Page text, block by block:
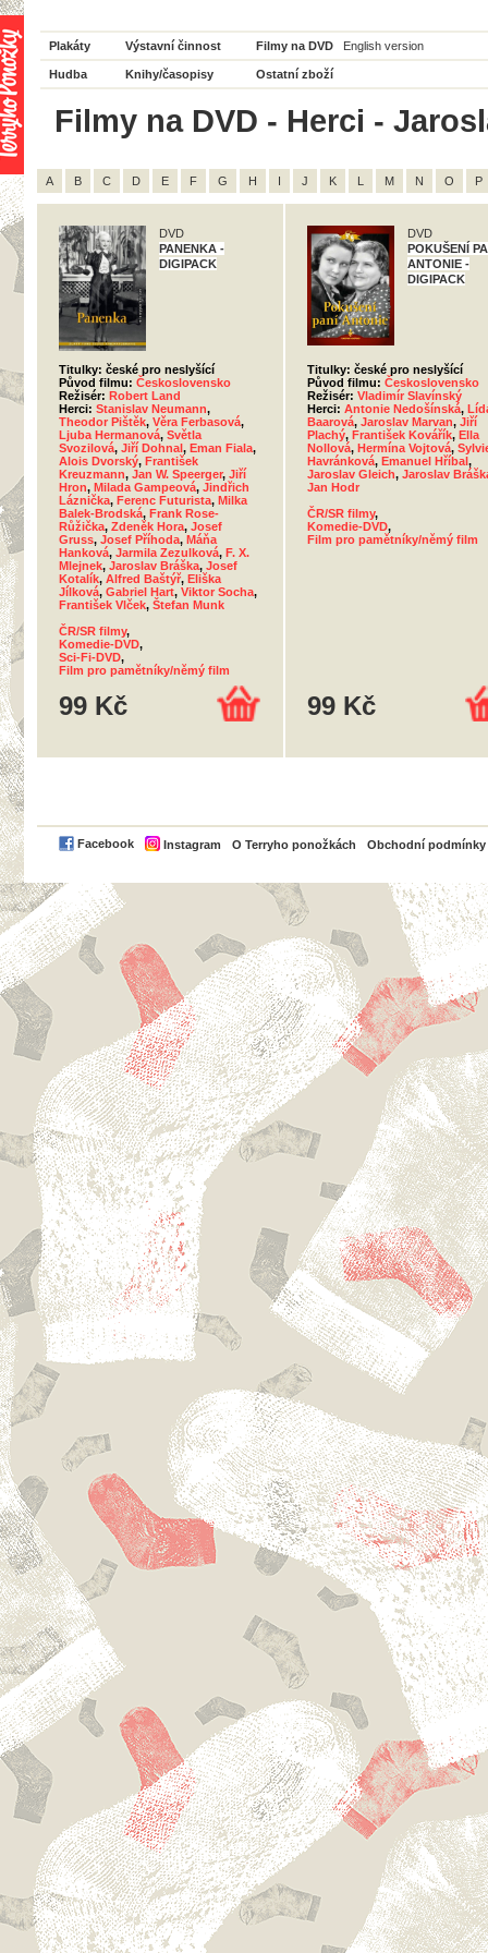
Plakáty Výstavní činnost Filmy na DVD English version
Hudba Knihy/časopisy Ostatní zboží
Filmy na DVD - Herci -
A B C D E F G H I J K L M N O P
DVD
PANENKA -
DIGIPACK
Titulky: české pro neslyšící
Původ filmu: Československo
Režisér: Robert Land
Herci: Stanislav Neumann,
Theodor Pištěk, Věra Ferbasová,
Ljuba Hermanová, Světla
Svozilová, Jiří Dohnal, Eman Fiala,
Alois Dvorský, František
Kreuzmann, Jan W. Speerger, Jiří
Hron, Milada Gampeová, Jindřich
Láznička, Ferenc Futurista, Milka
Balek-Brodská, Frank Rose-
Růžička, Zdeněk Hora, Josef
Gruss, Josef Příhoda, Máňa
Hanková, Jarmila Zezulková, F. X.
Mlejnek, Jaroslav Bráška, Josef
Kotalík, Alfred Baštýř, Eliška
Jílková, Gabriel Hart, Viktor Socha,
František Vlček, Štefan Munk
ČR/SR filmy,
Komedie-DVD,
Sci-Fi-DVD,
Film pro pamětníky/němý film
99 Kč
DVD
POKUŠENÍ
ANTONIE -
DIGIPACK
Titulky: české pro neslyšící
Původ filmu: Československo
Režisér: Vladimír Slavínský
Herci: Antonie Nedošínská,
Baarová, Jaroslav Marvan, Jiří
Plachý, František Kovářík, Ella
Nollová, Hermína Vojtová,
Havránková, Emanuel Hříbal,
Jaroslav Gleich, Jaroslav
Jan Hodr
ČR/SR filmy,
Komedie-DVD,
Film pro pamětníky/němý film
99 Kč
Facebook Instagram O Terryho ponožkách Obchodní podmínky
PayPal